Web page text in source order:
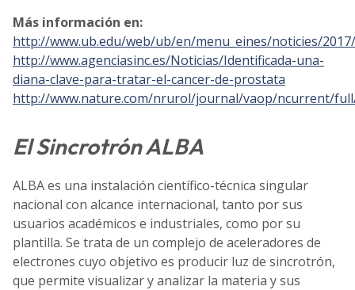
Más información en:
http://www.ub.edu/web/ub/en/menu_eines/noticies/
http://www.agenciasinc.es/Noticias/Identificada-una-
diana-clave-para-tratar-el-cancer-de-prostata
http://www.nature.com/nrurol/journal/vaop/ncurrent/
El Sincrotrón ALBA
ALBA es una instalación científico-técnica singular
nacional con alcance internacional, tanto por sus
usuarios académicos e industriales, como por su
plantilla. Se trata de un complejo de aceleradores de
electrones cuyo objetivo es producir luz de sincrotrón,
que permite visualizar y analizar la materia y sus